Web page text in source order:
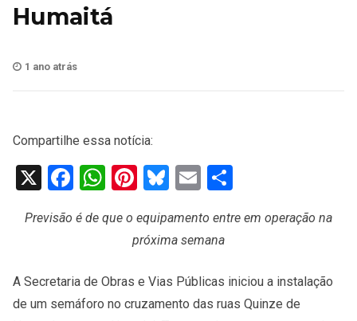
Humaitá
1 ano atrás
Compartilhe essa notícia:
X Facebook
WhatsApp
Pinterest
Bluesky
Email
Previsão é de que o equipamento entre em operação na
próxima semana
A Secretaria de Obras e Vias Públicas iniciou a instalação
de um semáforo no cruzamento das ruas Quinze de